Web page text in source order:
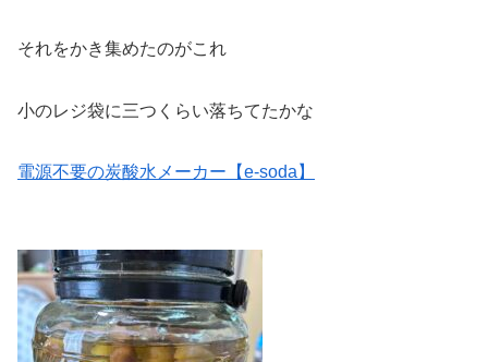
それをかき集めたのがこれ
小のレジ袋に三つくらい落ちてたかな
電源不要の炭酸水メーカー【e-soda】